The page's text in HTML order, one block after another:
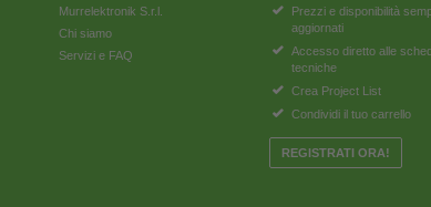
Murrelektronik S.r.l.
Chi siamo
Servizi e FAQ
Prezzi e disponibilità
aggiornati
Accesso diretto alle
tecniche
Crea Project List
Condividi il tuo carrello
REGISTRATI ORA!